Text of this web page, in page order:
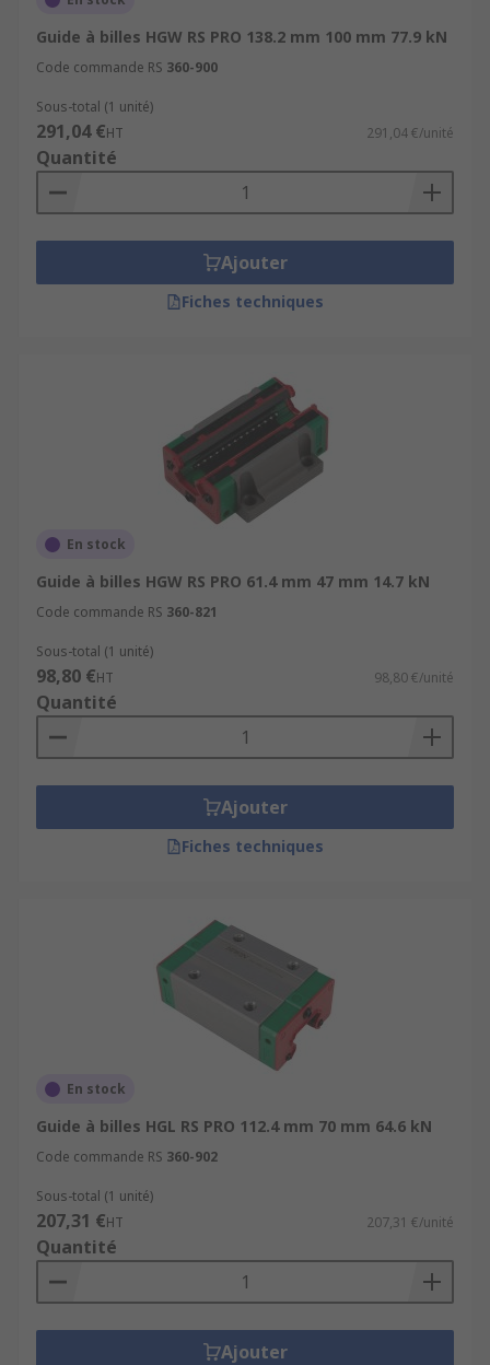
Guide à billes HGW RS PRO 138.2 mm 100 mm 77.9 kN
Code commande RS 360-900
Sous-total (1 unité)
291,04 €HT 291,04 €/unité
Quantité
Ajouter
Fiches techniques
En stock
Guide à billes HGW RS PRO 61.4 mm 47 mm 14.7 kN
Code commande RS 360-821
Sous-total (1 unité)
98,80 €HT 98,80 €/unité
Quantité
Ajouter
Fiches techniques
En stock
Guide à billes HGL RS PRO 112.4 mm 70 mm 64.6 kN
Code commande RS 360-902
Sous-total (1 unité)
207,31 €HT 207,31 €/unité
Quantité
Ajouter